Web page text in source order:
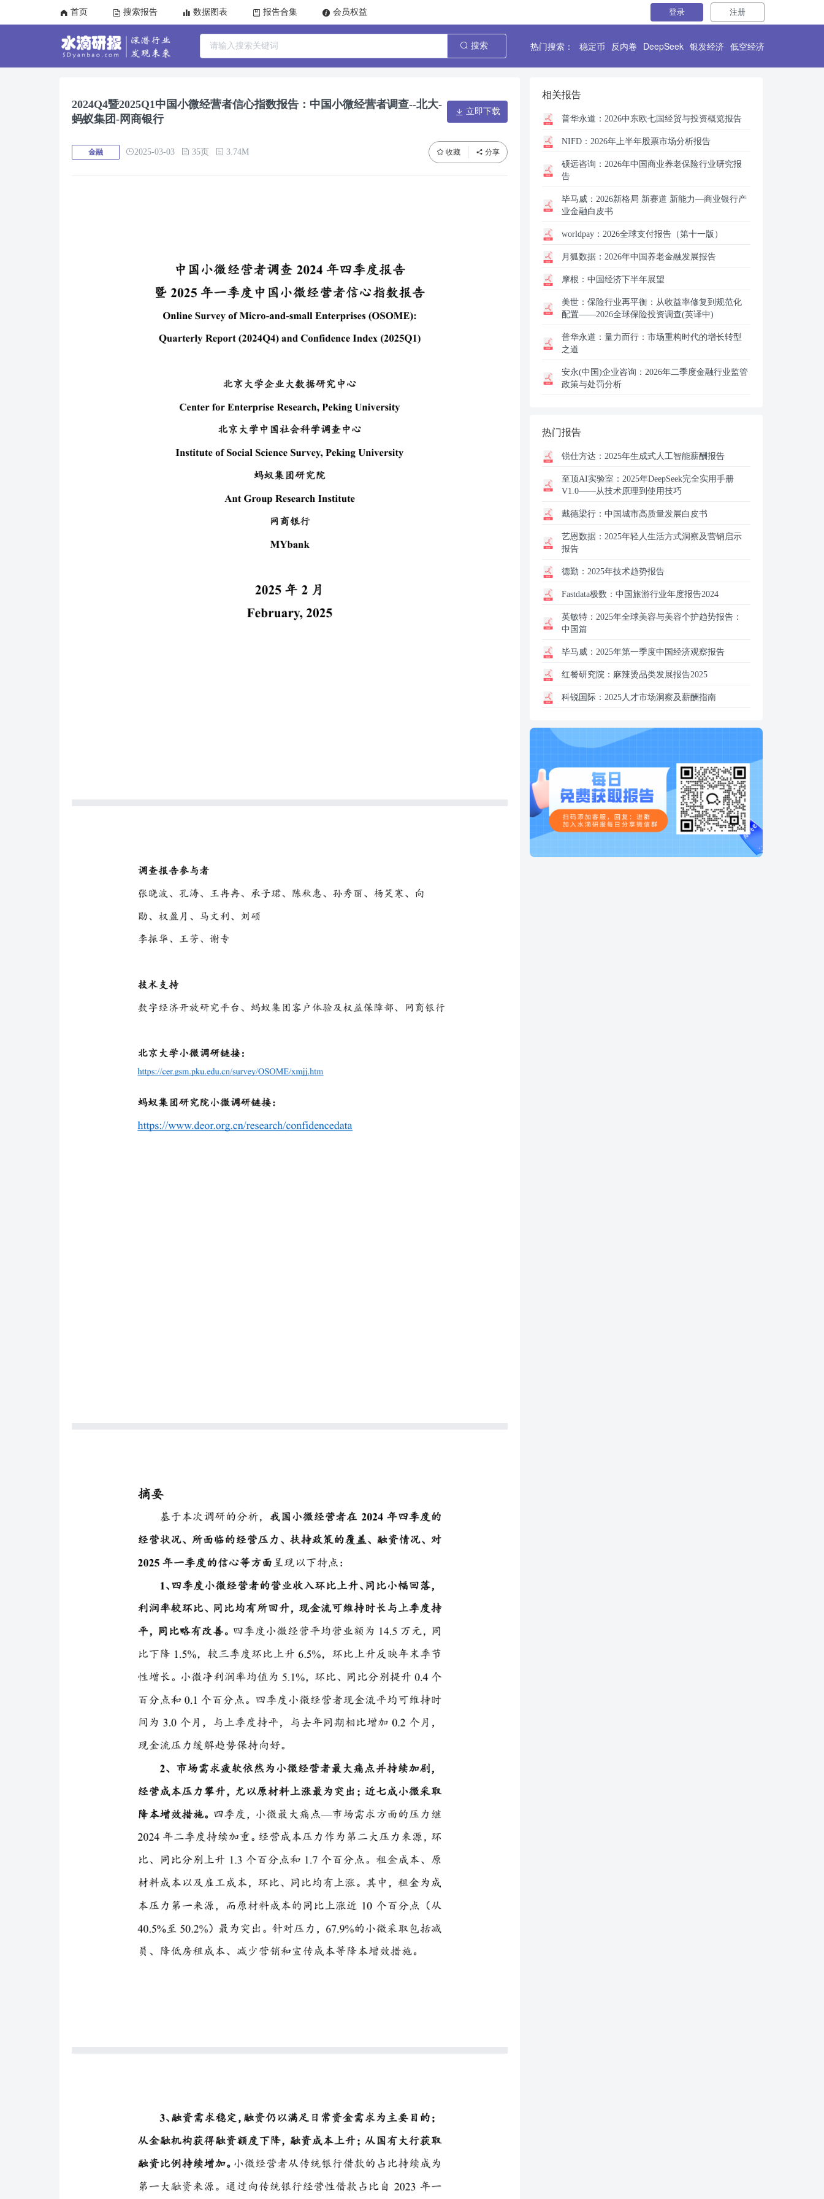
首页 搜索报告 数据图表 报告合集 会员权益 登录 注册
搜索 热门搜索： 稳定币 反内卷 DeepSeek 银发经济 低空经济
2024Q4暨2025Q1中国小微经营者信心指数报告：中国小微经营者调查--北大-
蚂蚁集团-网商银行
立即下载
金融 2025-03-03 35页 3.74M 收藏 分享
相关报告
普华永道： 2026中东欧七国经贸与投资概览报告
NIFD： 2026年上半年股票市场分析报告
硕远咨询： 2026年中国商业养老保险行业研究报
告
毕马威： 2026新格局 新赛道 新能力—商业银行产
业金融白皮书
worldpay： 2026全球支付报告（第十一版）
月狐数据： 2026年中国养老金融发展报告
摩根： 中国经济下半年展望
美世： 保险行业再平衡：从收益率修复到规范化
配置——2026全球保险投资调查(英译中)
普华永道： 量力而行：市场重构时代的增长转型
之道
安永(中国)企业咨询： 2026年二季度金融行业监管
政策与处罚分析
热门报告
锐仕方达： 2025年生成式人工智能薪酬报告
至顶AI实验室： 2025年DeepSeek完全实用手册
V1.0——从技术原理到使用技巧
戴德梁行： 中国城市高质量发展白皮书
艺恩数据： 2025年轻人生活方式洞察及营销启示
报告
德勤： 2025年技术趋势报告
Fastdata极数： 中国旅游行业年度报告2024
英敏特： 2025年全球美容与美容个护趋势报告：
中国篇
毕马威： 2025年第一季度中国经济观察报告
红餐研究院： 麻辣烫品类发展报告2025
科锐国际： 2025人才市场洞察及薪酬指南